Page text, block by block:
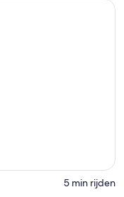
‪5 min rijden‬